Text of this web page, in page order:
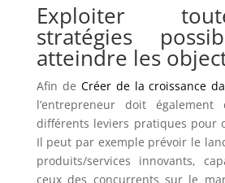
Exploiter
stratégies
atteindre les
Afin de Créer de la croissance
l’entrepreneur doit
différents leviers pratiques pour
Il peut par exemple prévoir le
produits/services innovants,
ceux des concurrents sur le